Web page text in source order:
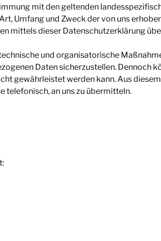
mit den geltenden
Umfang und Zweck der von uns
mittels dieser Datenschutzerklärung
und organisatorische
Daten sicherzustellen. Dennoch
gewährleistet werden kann. Aus
telefonisch, an uns zu übermitteln.